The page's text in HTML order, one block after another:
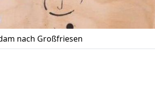
nach Großfriesen